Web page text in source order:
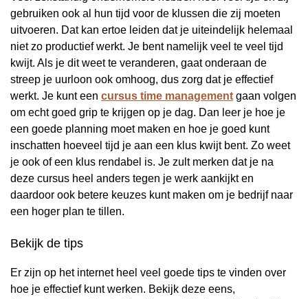
gebruiken ook al hun tijd voor de klussen die zij moeten
uitvoeren. Dat kan ertoe leiden dat je uiteindelijk helemaal
niet zo productief werkt. Je bent namelijk veel te veel tijd
kwijt. Als je dit weet te veranderen, gaat onderaan de
streep je uurloon ook omhoog, dus zorg dat je effectief
werkt. Je kunt een cursus time management gaan volgen
om echt goed grip te krijgen op je dag. Dan leer je hoe je
een goede planning moet maken en hoe je goed kunt
inschatten hoeveel tijd je aan een klus kwijt bent. Zo weet
je ook of een klus rendabel is. Je zult merken dat je na
deze cursus heel anders tegen je werk aankijkt en
daardoor ook betere keuzes kunt maken om je bedrijf naar
een hoger plan te tillen.
Bekijk de tips
Er zijn op het internet heel veel goede tips te vinden over
hoe je effectief kunt werken. Bekijk deze eens,